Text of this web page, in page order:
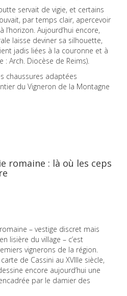
servait de vigie, et certains
par temps clair, apercevoir
Aujourd’hui encore,
laisse deviner sa silhouette,
jadis liées à la couronne et à
: Arch. Diocèse de Reims).
chaussures adaptées
du Vigneron de la Montagne
romaine : là où les ceps
romaine – vestige discret mais
lisière du village – c’est
vignerons de la région.
de Cassini au XVIIIe siècle,
encore aujourd’hui une
par le damier des